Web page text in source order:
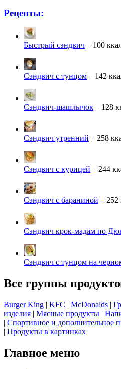
Рецепты:
Быстрый сэндвич – 100
Сэндвич с тунцом – 142
Сэндвич-шашлычок – 128
Сэндвич утренний – 258
Сэндвич с курицей – 244
Сэндвич с бараниной – 252
Сэндвич крок-мадам по
Сэндвич с тунцом на
Все группы
Burger King | KFC | McDonalds |
изделия | Мясные продукты |
| Спортивное и дополнительное
| Продукты в картинках
Главное меню